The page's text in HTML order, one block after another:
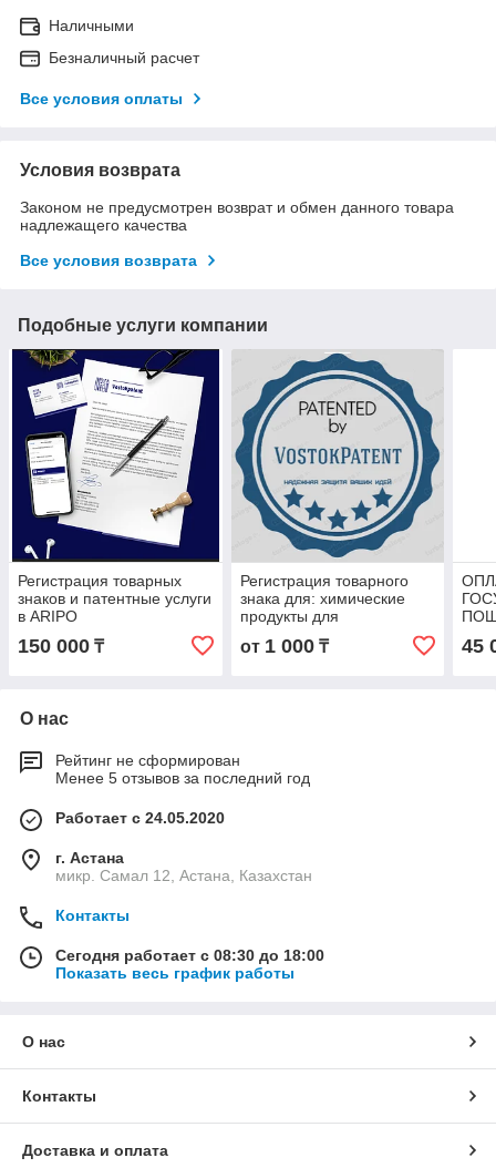
Наличными
Безналичный расчет
Все условия оплаты
Условия возврата
Законом не предусмотрен возврат и обмен данного товара
надлежащего качества
Все условия возврата
Подобные услуги компании
Регистрация товарных
знаков и патентные услуги
в ARIPO
150 000 ₸
Регистрация товарного
знака для: химические
продукты для
использования в
промышленных, научных
от 1 000₸ 45
О нас
Рейтинг не сформирован
Менее 5 отзывов за последний год
Работает с 24.05.2020
г. Астана
микр. Самал 12, Астана, Казахстан
Контакты
Сегодня работает с 08:30 до 18:00
Показать весь график работы
О нас
Контакты
Доставка и оплата